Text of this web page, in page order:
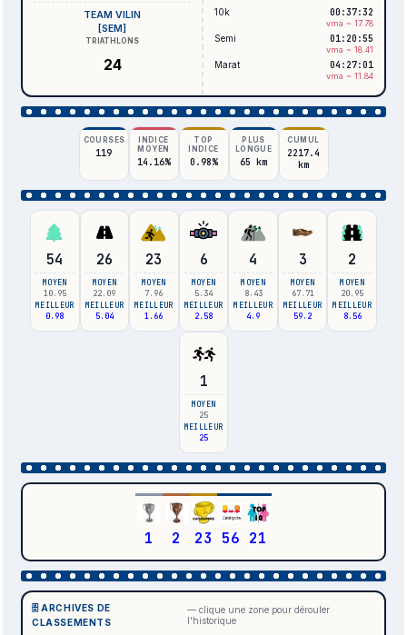
TEAM VILIN
[SEM]
TRIATHLONS
24
10k 00:37:32
vma ~ 17.78
Semi 01:20:55
vma ~ 18.41
Marat 04:27:01
vma ~ 11.84
COURSES
119
INDICE
MOYEN
14.16%
TOP
INDICE
0.98%
PLUS
LONGUE
65 km
CUMUL
2217.4
km
54
MOYEN
10.95
MEILLEUR
0.98
26
MOYEN
22.09
MEILLEUR
5.04
23
MOYEN
7.96
MEILLEUR
1.66
6
MOYEN
5.34
MEILLEUR
2.58
4
MOYEN
8.43
MEILLEUR
4.9
3
MOYEN
67.71
MEILLEUR
59.2
2
MOYEN
20.95
MEILLEUR
8.56
1
MOYEN
25
MEILLEUR
25
1 2 23 56 21
🗄️ ARCHIVES DE
CLASSEMENTS
— clique une zone pour dérouler
l'historique